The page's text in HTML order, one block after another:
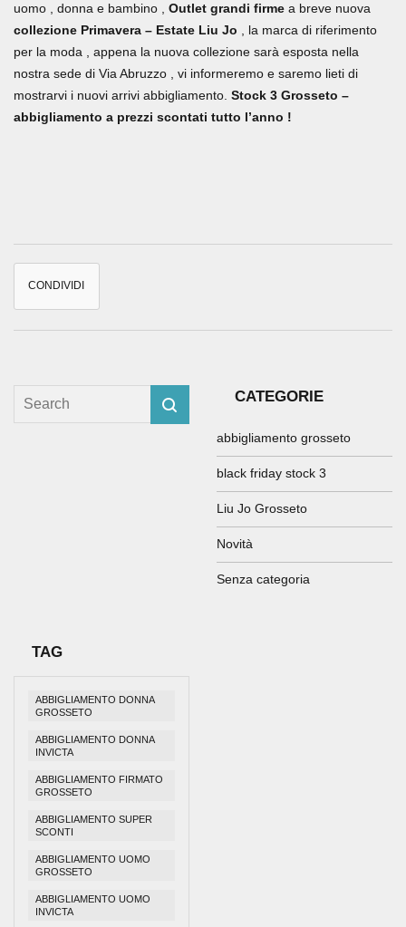
uomo , donna e bambino , Outlet grandi firme a breve nuova
collezione Primavera – Estate Liu Jo , la marca di riferimento
per la moda , appena la nuova collezione sarà esposta nella
nostra sede di Via Abruzzo , vi informeremo e saremo lieti di
mostrarvi i nuovi arrivi abbigliamento. Stock 3 Grosseto –
abbigliamento a prezzi scontati tutto l’anno !
CONDIVIDI
CATEGORIE
abbigliamento grosseto
black friday stock 3
Liu Jo Grosseto
Novità
Senza categoria
TAG
ABBIGLIAMENTO DONNA
GROSSETO
ABBIGLIAMENTO DONNA
INVICTA
ABBIGLIAMENTO FIRMATO
GROSSETO
ABBIGLIAMENTO SUPER
SCONTI
ABBIGLIAMENTO UOMO
GROSSETO
ABBIGLIAMENTO UOMO
INVICTA